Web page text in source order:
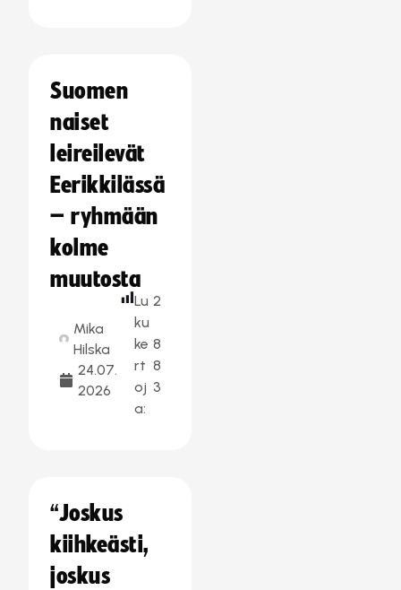
Suomen
naiset
leireilevät
Eerikkilässä
– ryhmään
kolme
muutosta
Mika
Hilska
24.07.
2026
Lu
ku
ke
rt
oj
a:
2
8
8
3
“Joskus
kiihkeästi,
joskus